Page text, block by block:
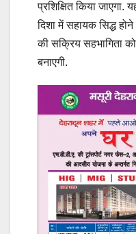
प्रशिक्षित किया
दिशा में सहायक सिद्ध
की सक्रिय सहभागिता
बनाएगी.